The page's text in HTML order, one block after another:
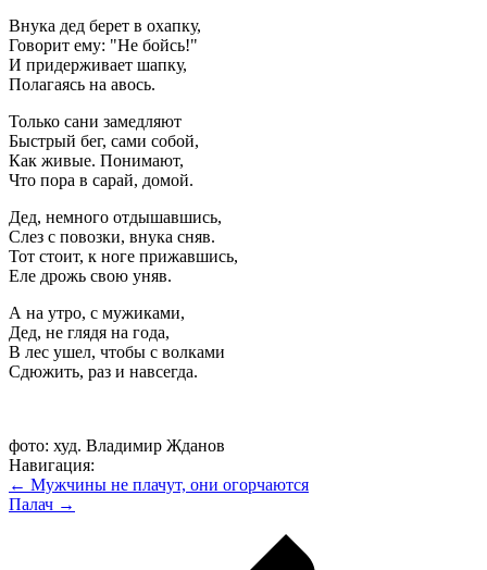
Внука дед берет в охапку,
Говорит ему: "Не бойсь!"
И придерживает шапку,
Полагаясь на авось.
Только сани замедляют
Быстрый бег, сами собой,
Как живые. Понимают,
Что пора в сарай, домой.
Дед, немного отдышавшись,
Слез с повозки, внука сняв.
Тот стоит, к ноге прижавшись,
Еле дрожь свою уняв.
А на утро, с мужиками,
Дед, не глядя на года,
В лес ушел, чтобы с волками
Сдюжить, раз и навсегда.
фото: худ. Владимир Жданов
Навигация:
← Мужчины не плачут, они огорчаются
Палач →